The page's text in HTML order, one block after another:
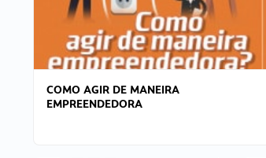
COMO AGIR DE MANEIRA
EMPREENDEDORA